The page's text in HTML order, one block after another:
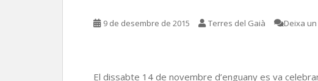
9 de desembre de 2015 Terres del Gaià Deixa
El dissabte 14 de novembre d’enguany es va